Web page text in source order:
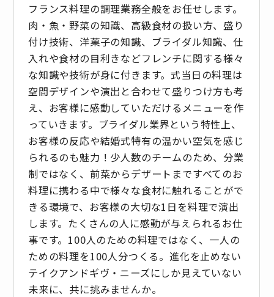
フランス料理の調理業務全般をお任せします。
肉・魚・野菜の知識、高級食材の扱い方、盛り
付け技術、洋菓子の知識、ブライダル知識、仕
入れや食材の目利きなどフレンチに関する様々
な知識や技術が身に付きます。式当日の料理は
空間デザインや演出と合わせて盛りつけ方も考
え、お客様に感動していただけるメニューを作
っていきます。ブライダル業界という特性上、
お客様の反応や結婚式特有の温かい空気を感じ
られるのも魅力！少人数のチームのため、分業
制ではなく、前菜からデザートまですべてのお
料理に携わる中で様々な食材に触れることがで
きる環境で、お客様の大切な1日を料理で演出
します。たくさんの人に感動が与えられるお仕
事です。100人のための料理ではなく、一人の
ための料理を100人分つくる。進化を止めない
テイクアンドギヴ・ニーズにしか見えていない
未来に、共に挑みませんか。